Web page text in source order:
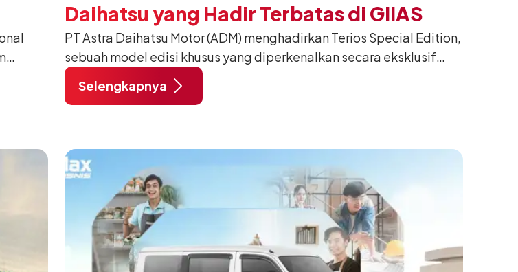
Daihatsu yang Hadir Terbatas di GIIAS
2026
PT Astra Daihatsu Motor (ADM) menghadirkan Terios Special Edition,
sebuah model edisi khusus yang diperkenalkan secara eksklusif
pada ajang Gaikindo Indonesia International Auto Show (GIIAS) 2026
di ICE BSD City, Tangerang. Dikembangkan dari varian Terios 1.5 X
mengubah karakter tangguh yang telah menjadi ciri khas Terios.
Selengkapnya